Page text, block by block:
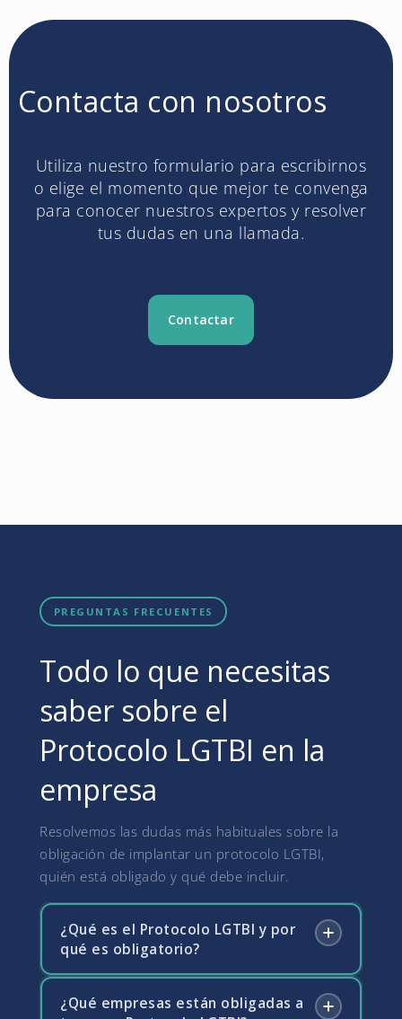
Contacta con nosotros
Utiliza nuestro formulario para escribirnos
o elige el momento que mejor te convenga
para conocer nuestros expertos y resolver
tus dudas en una llamada.
Contactar
PREGUNTAS FRECUENTES
Todo lo que necesitas
saber sobre el
Protocolo LGTBI en la
empresa
Resolvemos las dudas más habituales sobre la
obligación de implantar un protocolo LGTBI,
quién está obligado y qué debe incluir.
¿Qué es el Protocolo LGTBI y por
qué es obligatorio?
El Protocolo LGTBI es el conjunto de medidas
¿Qué empresas están obligadas a